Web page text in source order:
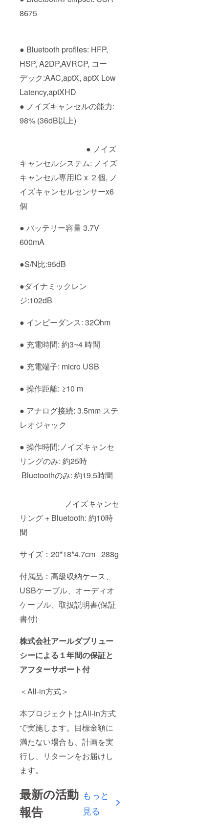
8675
● Bluetooth profiles: HFP,
HSP, A2DP,AVRCP, コー
デック:AAC,aptX, aptX Low
Latency,aptXHD
● ノイズキャンセルの能力:
98% (36dB以上)
● ノイズ
キャンセルシステム: ノイズ
キャンセル専用IC x ２個, ノ
イズキャンセルセンサーx6
個
● バッテリー容量 3.7V
600mA
●S/N比:95dB
●ダイナミックレン
ジ:102dB
● インピーダンス: 32Ohm
● 充電時間: 約3~4 時間
● 充電端子: micro USB
● 操作距離: ≥10 m
● アナログ接続: 3.5mm ステ
レオジャック
● 操作時間:ノイズキャンセ
リングのみ: 約25時
Bluetoothのみ: 約19.5時間
ノイズキャンセ
リング + Bluetooth: 約10時
間
サイズ：20*18*4.7cm 288g
付属品：高級収納ケース、
USBケーブル、オーディオ
ケーブル、取扱説明書(保証
書付)
株式会社アールダブリュー
シーによる１年間の保証と
アフターサポート付
＜All-in方式＞
本プロジェクトはAll-in方式
で実施します。目標金額に
満たない場合も、計画を実
行し、リターンをお届けし
ます。
最新の活動
報告
もっと
見る